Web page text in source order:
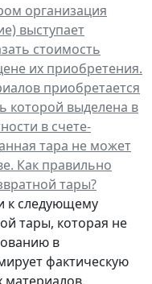
организация
выступает
стоимость
их приобретения.
приобретается
которой выделена в
в счете-
тара не может
Как правильно
тары?
к следующему
тары, которая не
в
фактическую